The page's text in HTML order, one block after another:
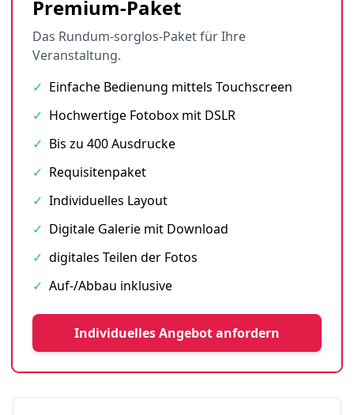
Premium-Paket
Das Rundum-sorglos-Paket für Ihre
Veranstaltung.
✓ Einfache Bedienung mittels Touchscreen
✓ Hochwertige Fotobox mit DSLR
✓ Bis zu 400 Ausdrucke
✓ Requisitenpaket
✓ Individuelles Layout
✓ Digitale Galerie mit Download
✓ digitales Teilen der Fotos
✓ Auf-/Abbau inklusive
Individuelles Angebot anfordern